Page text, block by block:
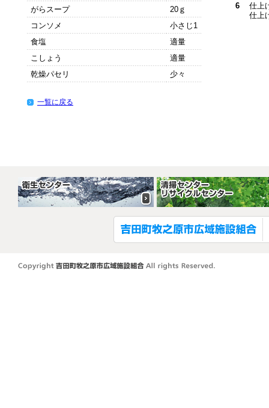
がらスープ
20ｇ
コンソメ
小さじ1
食塩
適量
こしょう
適量
乾燥パセリ
少々
6
仕上
仕上
一覧に戻る